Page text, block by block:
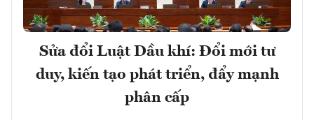
Sửa đổi Luật Dầu khí: Đổi mới tư
duy, kiến tạo phát triển, đẩy mạnh
phân cấp